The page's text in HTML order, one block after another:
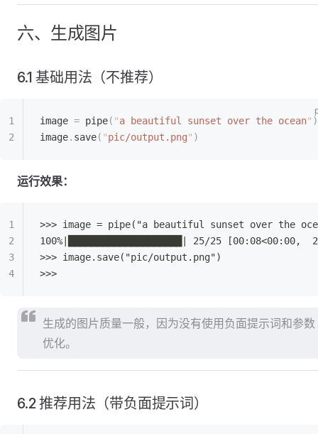
六、生成图片
6.1 基础用法（不推荐）
image = pipe( "a beautiful sunset over the ocean"
image. save( "pic/output.png" )
运行效果：
>>> image = pipe("a beautiful sunset over the
100%|████████████████████| 25/25
>>> image.save("pic/output.png")
>>>
生成的图片质量一般，因为没有使用负面提示词和参数
优化。
6.2 推荐用法（带负面提示词）